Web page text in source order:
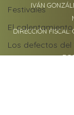
Festivales
El
Los defectos del
IVÁN
DIRECCIÓN